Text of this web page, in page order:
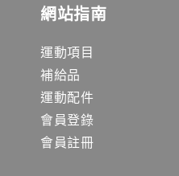
網站指南
運動項目
補給品
運動配件
會員登錄
會員註冊